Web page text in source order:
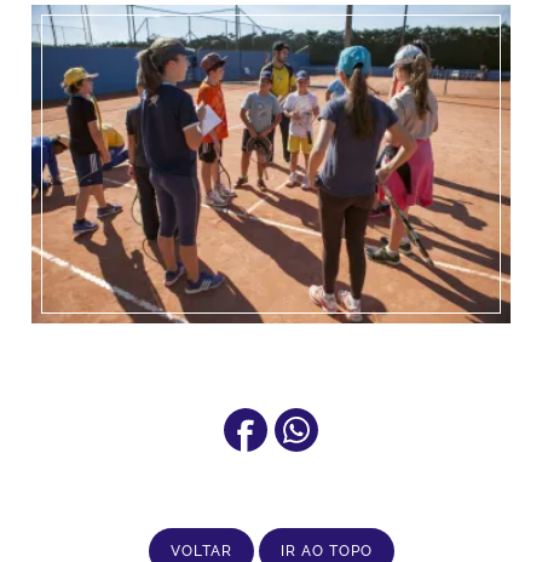
VOLTAR IR AO TOPO